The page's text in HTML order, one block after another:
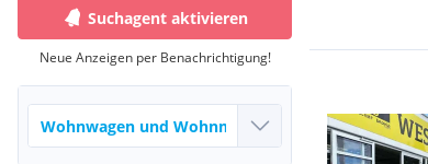
Suchagent aktivieren
Neue Anzeigen per Benachrichtigung!